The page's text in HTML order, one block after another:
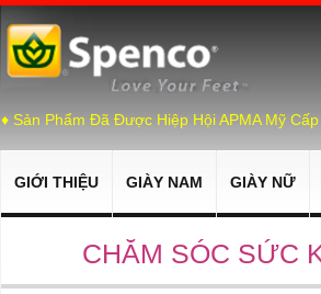
♦ Sản Phẩm Đã Được Hiệp Hội APMA Mỹ
GIỚI THIỆU GIÀY NAM GIÀY NỮ
CHĂM SÓC SỨC